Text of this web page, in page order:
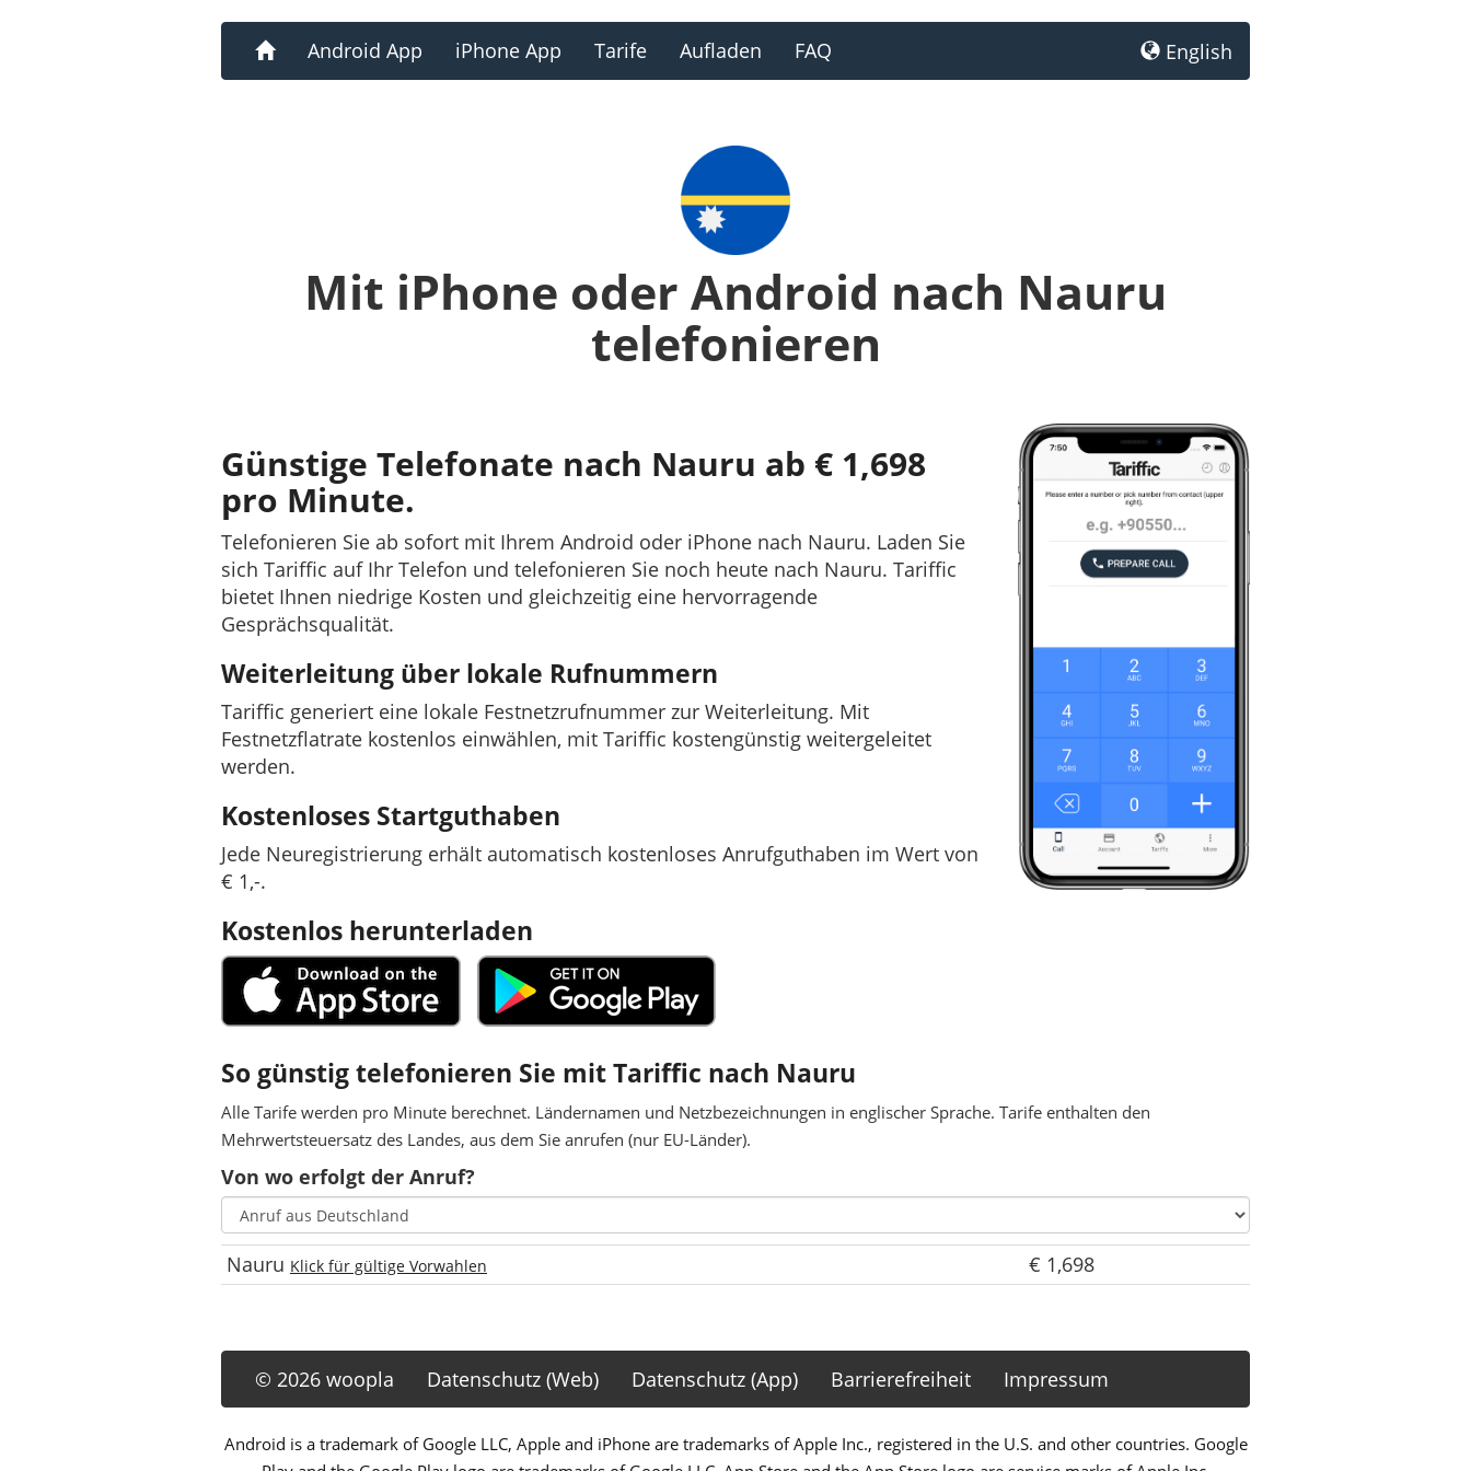
HomeAndroid App iPhone App Tarife Aufladen FAQ English
Mit iPhone oder Android nach Nauru
telefonieren
Günstige Telefonate nach Nauru ab € 1,698
pro Minute.
Telefonieren Sie ab sofort mit Ihrem Android oder iPhone nach Nauru. Laden Sie
sich Tariffic auf Ihr Telefon und telefonieren Sie noch heute nach Nauru. Tariffic
bietet Ihnen niedrige Kosten und gleichzeitig eine hervorragende
Gesprächsqualität.
Weiterleitung über lokale Rufnummern
Tariffic generiert eine lokale Festnetzrufnummer zur Weiterleitung. Mit
Festnetzflatrate kostenlos einwählen, mit Tariffic kostengünstig weitergeleitet
werden.
Kostenloses Startguthaben
Jede Neuregistrierung erhält automatisch kostenloses Anrufguthaben im Wert von
€ 1,-.
Kostenlos herunterladen
So günstig telefonieren Sie mit Tariffic nach Nauru
Alle Tarife werden pro Minute berechnet. Ländernamen und Netzbezeichnungen in englischer Sprache. Tarife enthalten den
Mehrwertsteuersatz des Landes, aus dem Sie anrufen (nur EU-Länder).
Von wo erfolgt der Anruf?
Nauru Klick für gültige Vorwahlen € 1,698
© 2026 woopla Datenschutz (Web) Datenschutz (App) Barrierefreiheit Impressum
Android is a trademark of Google LLC, Apple and iPhone are trademarks of Apple Inc., registered in the U.S. and other countries. Google